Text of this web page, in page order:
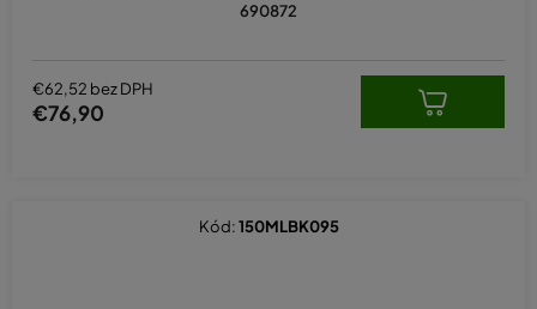
690872
€62,52 bez DPH
€76,90
Kód:150MLBK095